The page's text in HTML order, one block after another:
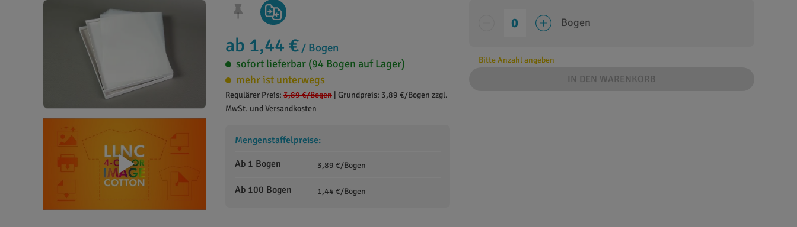
ab 1,44 € / Bogen
sofort lieferbar (94 Bogen auf Lager)
mehr ist unterwegs
Regulärer Preis: 3,89 €/Bogen Grundpreis: 3,89 €/Bogen zzgl.
MwSt. und Versandkosten
Mengenstaffelpreise:
Ab 1 Bogen
3,89 €/Bogen
Ab 100 Bogen 1,44 €/Bogen
Bogen
Bitte Anzahl angeben
IN DEN WARENKORB